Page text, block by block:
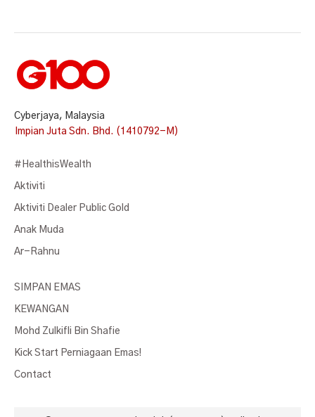
Cyberjaya, Malaysia
Impian Juta Sdn. Bhd. (1410792-M)
#HealthisWealth
Aktiviti
Aktiviti Dealer Public Gold
Anak Muda
Ar-Rahnu
SIMPAN EMAS
KEWANGAN
Mohd Zulkifli Bin Shafie
Kick Start Perniagaan Emas!
Contact